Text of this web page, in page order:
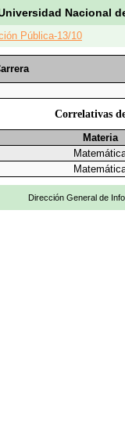
Nacional
Pública-13/10
Correlativas
Materia
Dirección General de